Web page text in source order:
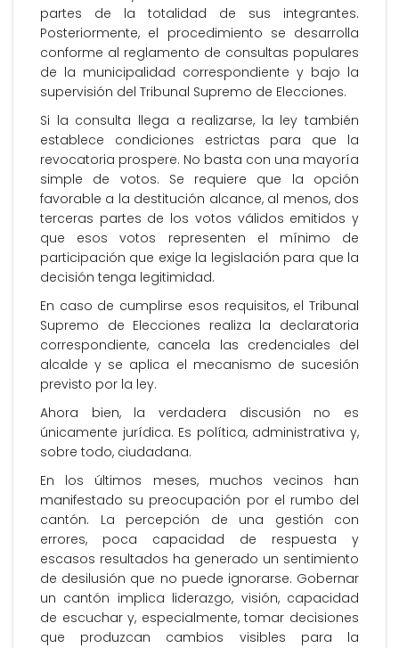
partes de la totalidad de sus integrantes.
Posteriormente, el procedimiento se desarrolla
conforme al reglamento de consultas populares
de la municipalidad correspondiente y bajo la
supervisión del Tribunal Supremo de Elecciones.
Si la consulta llega a realizarse, la ley también
establece condiciones estrictas para que la
revocatoria prospere. No basta con una mayoría
simple de votos. Se requiere que la opción
favorable a la destitución alcance, al menos, dos
terceras partes de los votos válidos emitidos y
que esos votos representen el mínimo de
participación que exige la legislación para que la
decisión tenga legitimidad.
En caso de cumplirse esos requisitos, el Tribunal
Supremo de Elecciones realiza la declaratoria
correspondiente, cancela las credenciales del
alcalde y se aplica el mecanismo de sucesión
previsto por la ley.
Ahora bien, la verdadera discusión no es
únicamente jurídica. Es política, administrativa y,
sobre todo, ciudadana.
En los últimos meses, muchos vecinos han
manifestado su preocupación por el rumbo del
cantón. La percepción de una gestión con
errores, poca capacidad de respuesta y
escasos resultados ha generado un sentimiento
de desilusión que no puede ignorarse. Gobernar
un cantón implica liderazgo, visión, capacidad
de escuchar y, especialmente, tomar decisiones
que produzcan cambios visibles para la